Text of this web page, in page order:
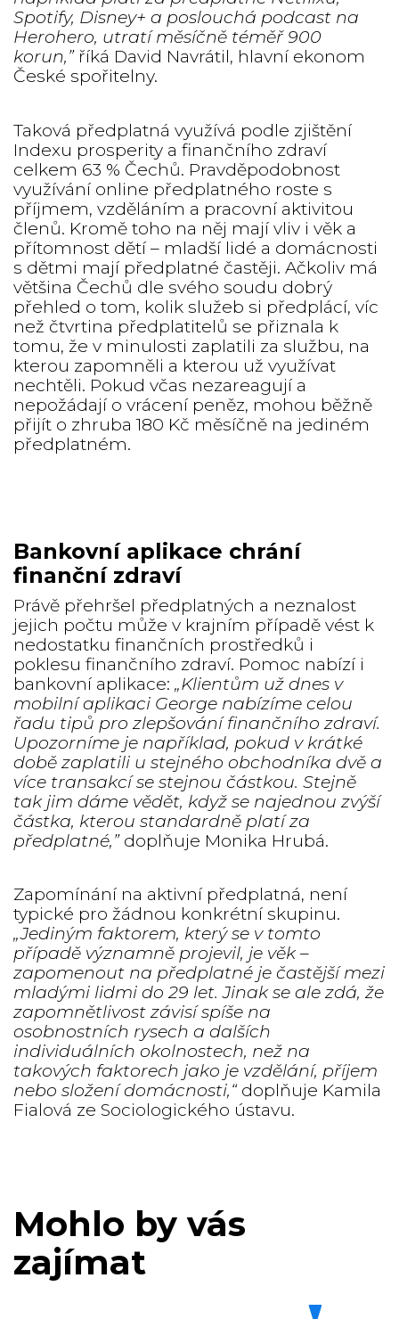
Spotify, Disney+ a poslouchá podcast na
Herohero, utratí měsíčně téměř 900
korun,” říká David Navrátil, hlavní ekonom
České spořitelny.
Taková předplatná využívá podle zjištění
Indexu prosperity a finančního zdraví
celkem 63 % Čechů. Pravděpodobnost
využívání online předplatného roste s
příjmem, vzděláním a pracovní aktivitou
členů. Kromě toho na něj mají vliv i věk a
přítomnost dětí – mladší lidé a domácnosti
s dětmi mají předplatné častěji. Ačkoliv má
většina Čechů dle svého soudu dobrý
přehled o tom, kolik služeb si předplácí, víc
než čtvrtina předplatitelů se přiznala k
tomu, že v minulosti zaplatili za službu, na
kterou zapomněli a kterou už využívat
nechtěli. Pokud včas nezareagují a
nepožádají o vrácení peněz, mohou běžně
přijít o zhruba 180 Kč měsíčně na jediném
předplatném.
Bankovní aplikace chrání
finanční zdraví
Právě přehršel předplatných a neznalost
jejich počtu může v krajním případě vést k
nedostatku finančních prostředků i
poklesu finančního zdraví. Pomoc nabízí i
bankovní aplikace: „Klientům už dnes v
mobilní aplikaci George nabízíme celou
řadu tipů pro zlepšování finančního zdraví.
Upozorníme je například, pokud v krátké
době zaplatili u stejného obchodníka dvě a
více transakcí se stejnou částkou. Stejně
tak jim dáme vědět, když se najednou zvýší
částka, kterou standardně platí za
předplatné,” doplňuje Monika Hrubá.
Zapomínání na aktivní předplatná, není
typické pro žádnou konkrétní skupinu.
„Jediným faktorem, který se v tomto
případě významně projevil, je věk –
zapomenout na předplatné je častější mezi
mladými lidmi do 29 let. Jinak se ale zdá, že
zapomnětlivost závisí spíše na
osobnostních rysech a dalších
individuálních okolnostech, než na
takových faktorech jako je vzdělání, příjem
nebo složení domácnosti,“ doplňuje Kamila
Fialová ze Sociologického ústavu.
Mohlo by vás
zajímat